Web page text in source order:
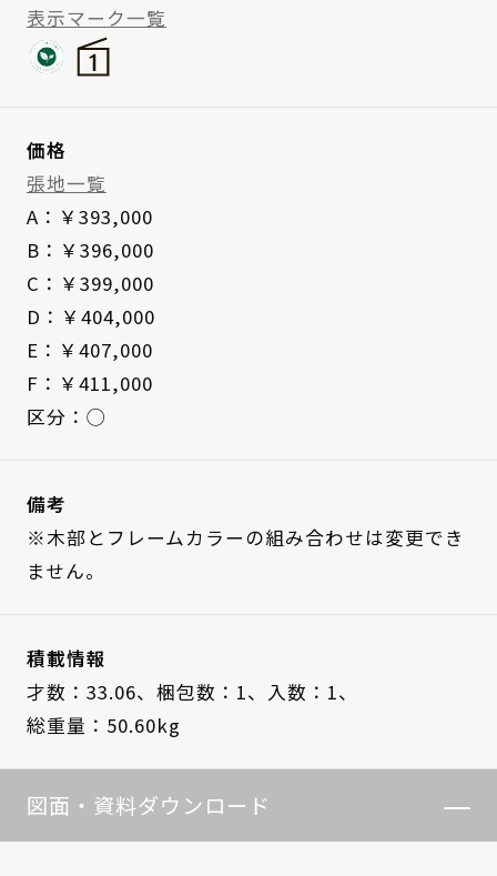
表示マーク一覧
価格
張地一覧
A：￥393,000
B：￥396,000
C：￥399,000
D：￥404,000
E：￥407,000
F：￥411,000
区分：◯
備考
※木部とフレームカラーの組み合わせは変更でき
ません。
積載情報
才数：33.06、 梱包数：1、 入数：1、
総重量：50.60kg
図面・資料ダウンロード